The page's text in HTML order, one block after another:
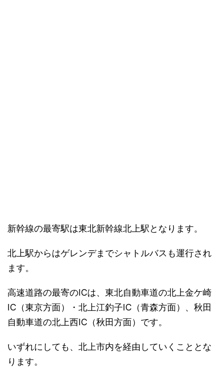
新幹線の最寄駅は東北新幹線北上駅となります。
北上駅からはゲレンデまでシャトルバスも運行され
ます。
高速道路の最寄のICは、 東北自動車道の北上金ケ崎
IC（東京方面）・北上江釣子IC（青森方面）、秋田
自動車道の北上西IC（秋田方面） です。
いずれにしても、北上市内を経由していくこととな
ります。